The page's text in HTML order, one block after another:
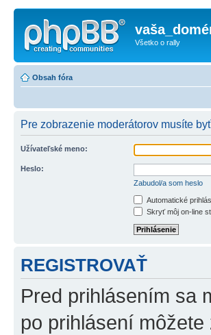
Všetko o rally
Obsah fóra
Pre zobrazenie moderátorov musíte
Užívateľské meno:
Heslo:
Zabudol/a som heslo
Automatické
Skryť môj on-line
REGISTROVAŤ
Pred prihlásením sa
po prihlásení